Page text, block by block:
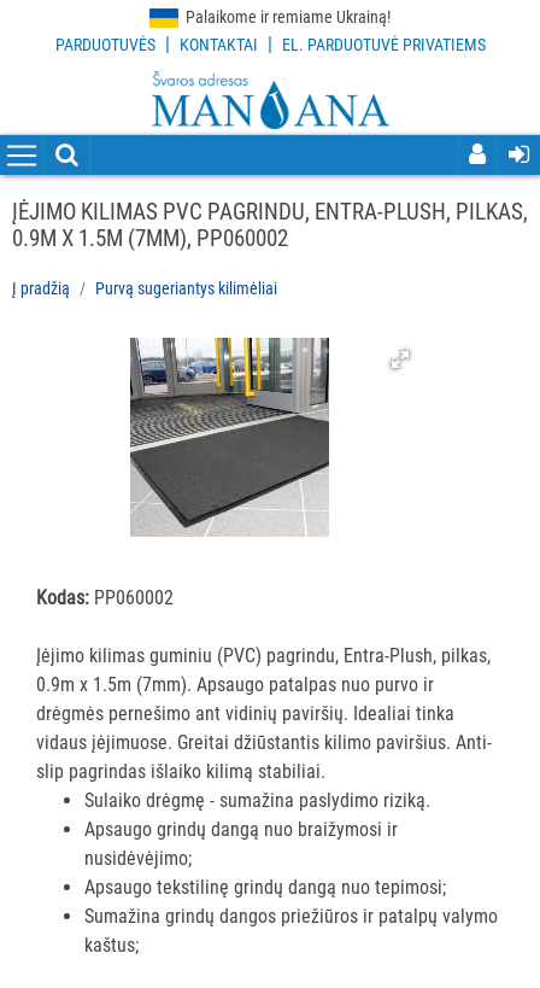
Palaikome ir remiame Ukrainą!
PARDUOTUVĖS | KONTAKTAI | EL. PARDUOTUVĖ PRIVATIEMS
VALYMO
PRIEMONĖS
VALYMO
PRIEMONĖS
PURVĄ
SUGERIANTYS
KILIMĖLIAI
ASMENS
HIGIENOS
PRIEMONĖS
SLAUGOS
ĮĖJIMO KILIMAS PVC PAGRINDU, ENTRA-PLUSH, PILKAS,
0.9M X 1.5M (7MM), PP060002
Į pradžią Purvą sugeriantys kilimėliai
Kodas: PP060002
Įėjimo kilimas guminiu (PVC) pagrindu, Entra-Plush, pilkas,
0.9m x 1.5m (7mm). Apsaugo patalpas nuo purvo ir
drėgmės pernešimo ant vidinių paviršių. Idealiai tinka
vidaus įėjimuose. Greitai džiūstantis kilimo paviršius. Anti-
slip pagrindas išlaiko kilimą stabiliai.
Sulaiko drėgmę - sumažina paslydimo riziką.
Apsaugo grindų dangą nuo braižymosi ir
nusidėvėjimo;
Apsaugo tekstilinę grindų dangą nuo tepimosi;
Sumažina grindų dangos priežiūros ir patalpų valymo
kaštus;